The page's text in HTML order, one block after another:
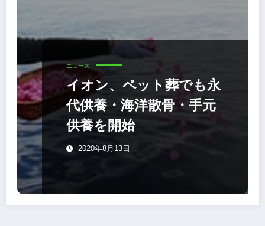
ニュース
イオン、ペット葬でも永
代供養・海洋散骨・手元
供養を開始
2020年8月13日